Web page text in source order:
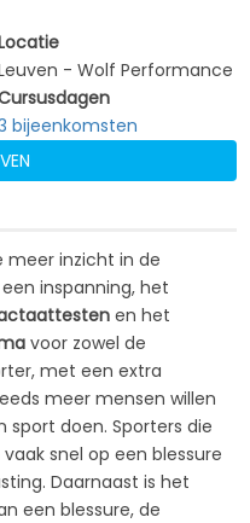
- Wolf Performance
bijeenkomsten
meer inzicht in de
inspanning, het
en het
voor zowel de
met een extra
meer mensen willen
doen. Sporters die
snel op een blessure
Daarnaast is het
een blessure, de